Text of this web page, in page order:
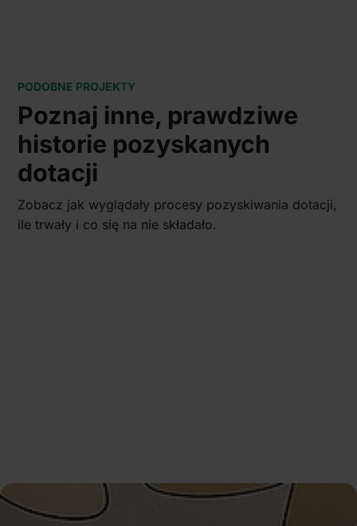
PODOBNE PROJEKTY
Poznaj inne, prawdziwe
historie pozyskanych
dotacji
Zobacz jak wyglądały procesy pozyskiwania dotacji,
ile trwały i co się na nie składało.